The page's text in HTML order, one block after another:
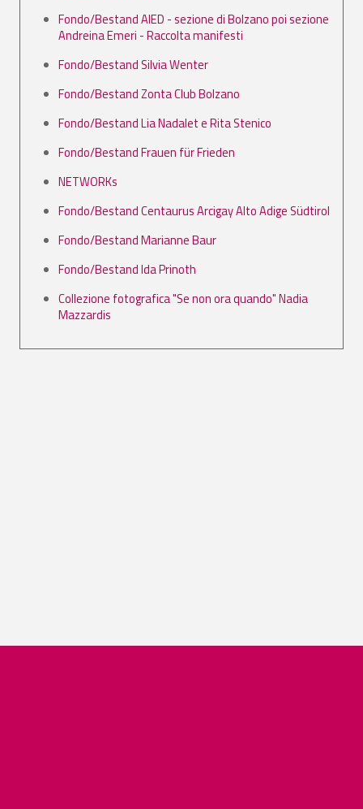
Fondo/Bestand AIED - sezione di Bolzano poi sezione
Andreina Emeri - Raccolta manifesti
Fondo/Bestand Silvia Wenter
Fondo/Bestand Zonta Club Bolzano
Fondo/Bestand Lia Nadalet e Rita Stenico
Fondo/Bestand Frauen für Frieden
NETWORKs
Fondo/Bestand Centaurus Arcigay Alto Adige Südtirol
Fondo/Bestand Marianne Baur
Fondo/Bestand Ida Prinoth
Collezione fotografica "Se non ora quando" Nadia
Mazzardis